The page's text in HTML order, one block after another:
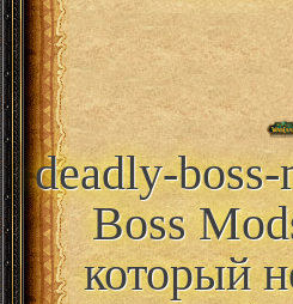
deadly-boss-
Boss
который